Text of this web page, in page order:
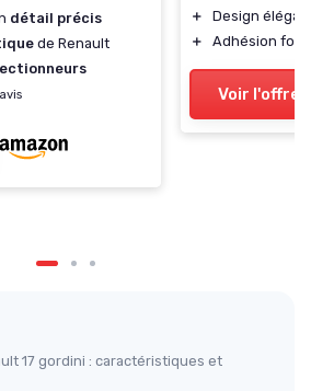
détail précis
de Renault
＋
Design
＋
Adhésion
Voir l'offre
17 gordini : caractéristiques et